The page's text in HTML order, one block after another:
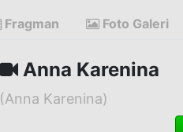
Fragman Foto Galeri
Anna Karenina
(Anna Karenina)